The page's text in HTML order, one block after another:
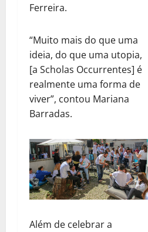
Ferreira.
“Muito mais do que uma
ideia, do que uma utopia,
[a Scholas Occurrentes] é
realmente uma forma de
viver”, contou Mariana
Barradas.
Além de celebrar a